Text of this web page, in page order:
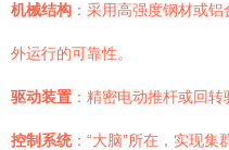
机械结构 ：采用高强度钢材或
外运行的可靠性。
驱动装置 ：精密电动推杆或回
控制系统：“大脑”所在，实现集